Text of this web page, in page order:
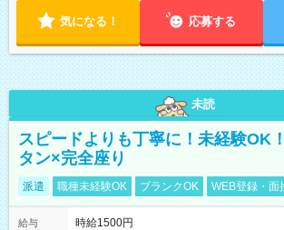
気になる！ 応募する
未読
スピードよりも丁寧に！未経験OK
タン×完全座り
派遣 職種未経験OK ブランクOK WEB登録・面
給与
時給1500円